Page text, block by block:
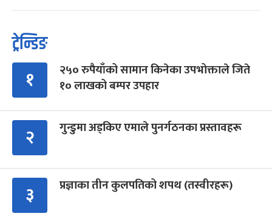
ट्रेन्डिङ
१
२५० रुपैयाँको सामान किनेका उपभोक्ताले जिते
१० लाखको बम्पर उपहार
२ गुन्डुमा अड्किए एमाले पुनर्गठनका प्रस्तावहरू
३ प्रज्ञाका तीन कुलपतिको शपथ (तस्वीरहरू)